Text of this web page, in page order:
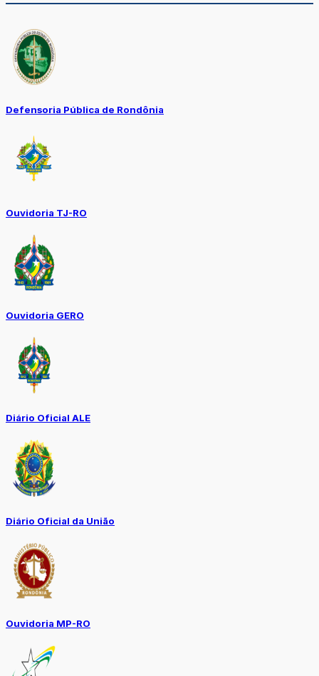
Defensoria Pública de Rondônia
Ouvidoria TJ-RO
Ouvidoria GERO
Diário Oficial ALE
Diário Oficial da União
Ouvidoria MP-RO